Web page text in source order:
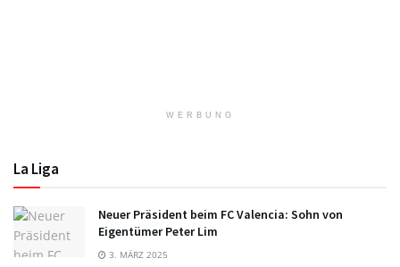
WERBUNG
La Liga
Neuer Präsident beim FC Valencia: Sohn von
Eigentümer Peter Lim
3. MÄRZ 2025